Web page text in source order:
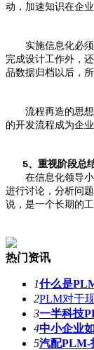
动，加速知识在企
实施信息化必须
完成设计工作外，
品数据归档以后，
流程再造的思想
的开发流程成为企
5、重视阶段总
在信息化领导小
进行讨论，分析问
说，是一个长期的
热门资讯
1什么是
2PLM对于
3一半科技
4中小企业
5汽配PLM-